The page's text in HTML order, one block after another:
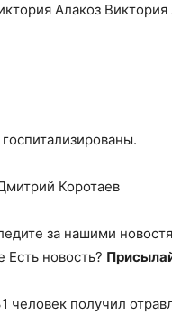
Алакоз
Коротаев
за нашими
Есть новость?
человек получил